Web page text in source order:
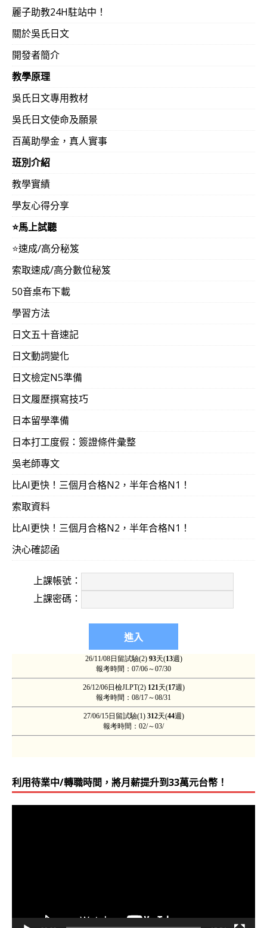
麗子助教24H駐站中！
關於吳氏日文
開發者簡介
教學原理
吳氏日文專用教材
吳氏日文使命及願景
百萬助學金，真人實事
班別介紹
教學實績
學友心得分享
⭐️馬上試聽
⭐️速成/高分秘笈
索取速成/高分數位秘笈
50音桌布下載
學習方法
日文五十音速記
日文動詞變化
日文檢定N5準備
日文履歷撰寫技巧
日本留學準備
日本打工度假：簽證條件彙整
吳老師專文
比AI更快！三個月合格N2，半年合格N1！
索取資料
比AI更快！三個月合格N2，半年合格N1！
決心確認函
上課帳號：
上課密碼：
利用待業中/轉職時間，將月薪提升到33萬元台幣！